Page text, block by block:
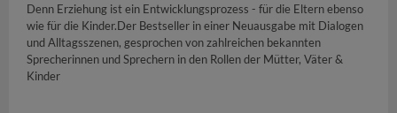
Denn Erziehung ist ein Entwicklungsprozess - für die Eltern ebenso
wie für die Kinder.Der Bestseller in einer Neuausgabe mit Dialogen
und Alltagsszenen, gesprochen von zahlreichen bekannten
Sprecherinnen und Sprechern in den Rollen der Mütter, Väter &
Kinder